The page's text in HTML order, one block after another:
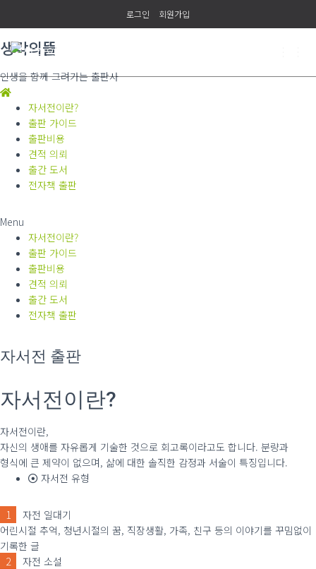
로그인 회원가입
비
생각의뜰
인생을 함께 그려가는 출판사
자서전이란?
출판 가이드
출판비용
견적 의뢰
출간 도서
전자책 출판
Menu
자서전이란?
출판 가이드
출판비용
견적 의뢰
출간 도서
전자책 출판
자서전 출판
자서전이란?
자서전이란,
자신의 생애를 자유롭게 기술한 것으로 회고록이라고도 합니다. 분량과
형식에 큰 제약이 없으며, 삶에 대한 솔직한 감정과 서술이 특징입니다.
자서전 유형
1
자전 일대기
어린시절 추억, 청년시절의 꿈, 직장생활, 가족, 친구 등의 이야기를 꾸밈없이
기록한 글
2
자전 소설